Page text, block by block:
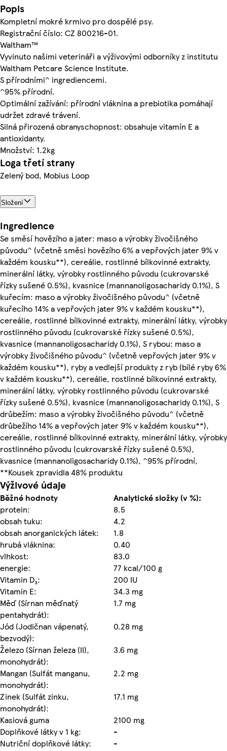
Popis
Kompletní mokré krmivo pro dospělé psy.
Registrační číslo: CZ 800216-01.
Waltham™
Vyvinuto našimi veterináři a výživovými odborníky z institutu
Waltham Petcare Science Institute.
S přírodními^ ingrediencemi.
^95% přírodní.
Optimální zažívání: přírodní vláknina a prebiotika pomáhají
udržet zdravé trávení.
Silná přirozená obranyschopnost: obsahuje vitamín E a
antioxidanty.
Množství: 1.2kg
Loga třetí strany
Zelený bod, Mobius Loop
Složení
Ingredience
Se směsí hovězího a jater: maso a výrobky živočišného
původu^ (včetně směsi hovězího 6% a vepřových jater 9% v
každém kousku**), cereálie, rostlinné bílkovinné extrakty,
minerální látky, výrobky rostlinného původu (cukrovarské
řízky sušené 0.5%), kvasnice (mannanoligosacharidy 0.1%), S
kuřecím: maso a výrobky živočišného původu^ (včetně
kuřecího 14% a vepřových jater 9% v každém kousku**),
cereálie, rostlinné bílkovinné extrakty, minerální látky, výrobky
rostlinného původu (cukrovarské řízky sušené 0.5%),
kvasnice (mannanoligosacharidy 0.1%), S rybou: maso a
výrobky živočišného původu^ (včetně vepřových jater 9% v
každém kousku**), ryby a vedlejší produkty z ryb (bílé ryby 6%
v každém kousku**), cereálie, rostlinné bílkovinné extrakty,
minerální látky, výrobky rostlinného původu (cukrovarské
řízky sušené 0.5%), kvasnice (mannanoligosacharidy 0.1%), S
drůbežím: maso a výrobky živočišného původu^ (včetně
drůbežího 14% a vepřových jater 9% v každém kousku**),
cereálie, rostlinné bílkovinné extrakty, minerální látky, výrobky
rostlinného původu (cukrovarské řízky sušené 0.5%),
kvasnice (mannanoligosacharidy 0.1%), ^95% přírodní,
**Kousek zpravidla 48% produktu
Výživové údaje
Běžné hodnoty
Analytické složky (v %):
protein:
8.5
obsah tuku:
4.2
obsah anorganických látek:
1.8
hrubá vláknina:
0.40
vlhkost:
83.0
energie:
77 kcal/100 g
Vitamin D₃:
200 IU
Vitamin E:
34.3 mg
Měď (Sírnan měďnatý
pentahydrát):
1.7 mg
Jód (Jodičnan vápenatý,
bezvodý):
0.28 mg
Železo (Sírnan železa (II),
monohydrát):
3.6 mg
Mangan (Sulfát manganu,
monohydrát):
2.2 mg
Zinek (Sulfát zinku,
monohydrát):
17.1 mg
Kasiová guma
2100 mg
Doplňkové látky v 1 kg:
-
Nutriční doplňkové látky:
-